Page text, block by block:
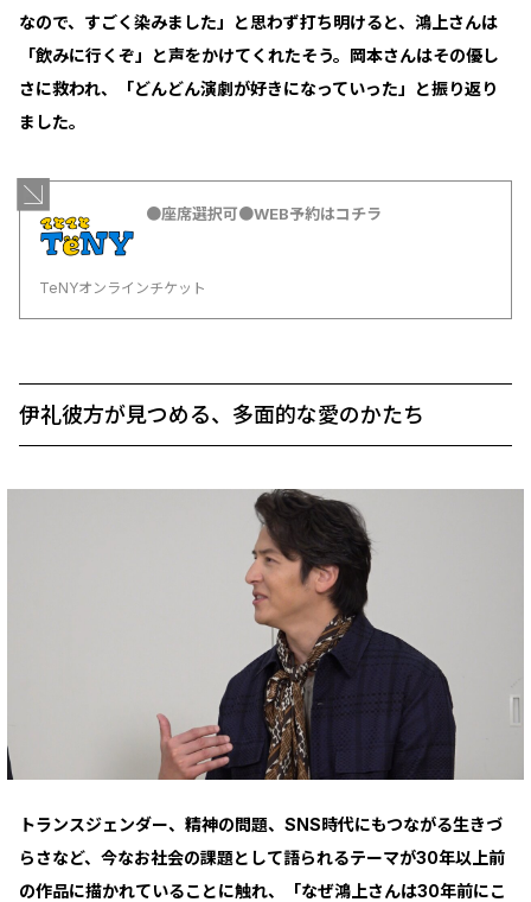
なので、すごく染みました」と思わず打ち明けると、鴻上さんは
「飲みに行くぞ」と声をかけてくれたそう。岡本さんはその優し
さに救われ、「どんどん演劇が好きになっていった」と振り返り
ました。
●座席選択可●WEB予約はコチラ
TeNYオンラインチケット
伊礼彼方が見つめる、多面的な愛のかたち
トランスジェンダー、精神の問題、SNS時代にもつながる生きづ
らさなど、今なお社会の課題として語られるテーマが30年以上前
の作品に描かれていることに触れ、「なぜ鴻上さんは30年前にこ